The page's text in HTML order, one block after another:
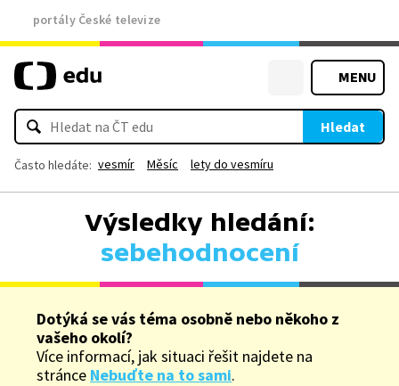
portály České televize
MENU
Hledat
Často hledáte: vesmír Měsíc lety do vesmíru
Výsledky hledání:
sebehodnocení
Dotýká se vás téma osobně nebo někoho z
vašeho okolí?
Více informací, jak situaci řešit najdete na
stránce Nebuďte na to sami.